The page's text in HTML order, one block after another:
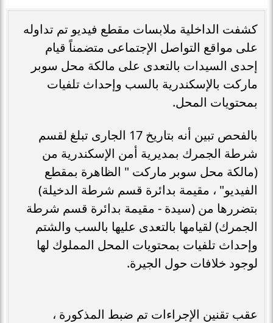
كشفت الداخلية ملابسات مقطع فيديو تم تداوله
على مواقع التواصل الإجتماعى متضمناً قيام
إحدى السيدات بالتعدى على مالكة محل سوبر
ماركت بالإسكندرية بالسب وإحداث تلفيات
بمحتويات المحل.
بالفحص تبين أنه بتاريخ 17 الجارى تبلغ لقسم
شرطة الجمرك بمديرية أمن الإسكندرية من
(مالكة محل سوبر ماركت " الظاهرة بمقطع
الفيديو" ، مقيمة بدائرة قسم شرطة الدخيلة)
بتضررها من (سيدة - مقيمة بدائرة قسم شرطة
الجمرك) لقيامها بالتعدى عليها بالسب والشتم
وإحداث تلفيات بمحتويات المحل المملوك لها
لوجود خلافات حول الجيرة.
عقب تقنين الإجراءات تم ضبط المذكورة ،